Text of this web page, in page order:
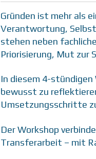
Gründen ist mehr als
Verantwortung,
stehen neben
Priorisierung, Mut zur
In diesem 4-
bewusst zu
Umsetzungsschritte
Der Workshop
Transferarbeit – mit